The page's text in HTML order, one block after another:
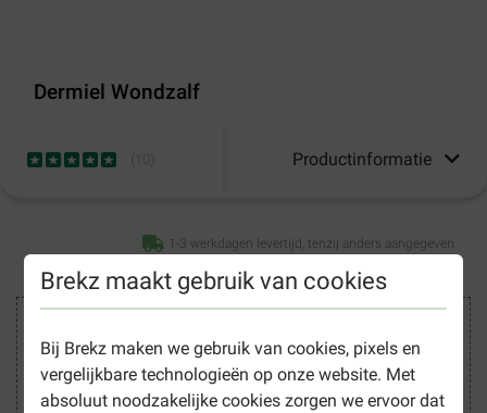
Brekz maakt gebruik van cookies
Bij Brekz maken we gebruik van cookies, pixels en
vergelijkbare technologieën op onze website. Met
absoluut noodzakelijke cookies zorgen we ervoor dat
Dermiel Wondzalf
Productinformatie
1-3 werkdagen levertijd, tenzij anders aangegeven